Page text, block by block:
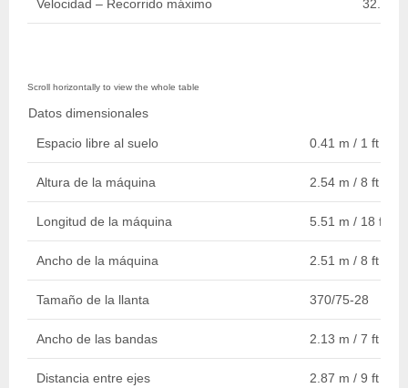
Velocidad – Recorrido máximo 32.19
Datos dimensionales
Espacio libre al suelo 0.41 m / 1 ft 4 in.
Altura de la máquina 2.54 m / 8 ft 4 in.
Longitud de la máquina 5.51 m / 18 ft 1
Ancho de la máquina 2.51 m / 8 ft 3 in.
Tamaño de la llanta 370/75-28
Ancho de las bandas 2.13 m / 7 ft
Distancia entre ejes 2.87 m / 9 ft 5 in.